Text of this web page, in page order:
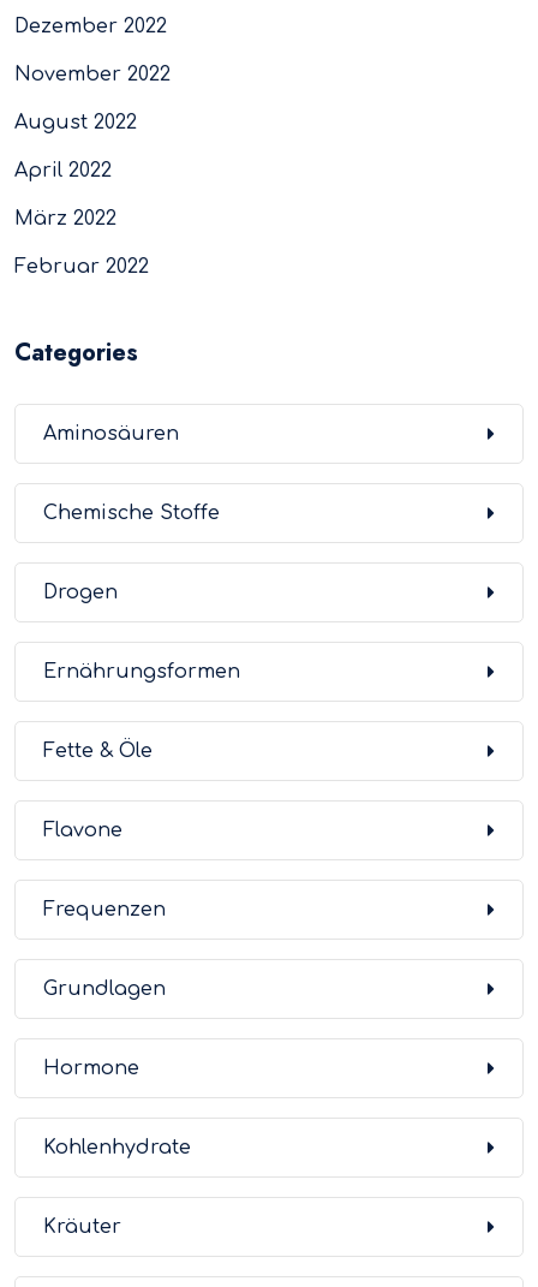
Dezember 2022
November 2022
August 2022
April 2022
März 2022
Februar 2022
Categories
Aminosäuren
Chemische Stoffe
Drogen
Ernährungsformen
Fette & Öle
Flavone
Frequenzen
Grundlagen
Hormone
Kohlenhydrate
Kräuter